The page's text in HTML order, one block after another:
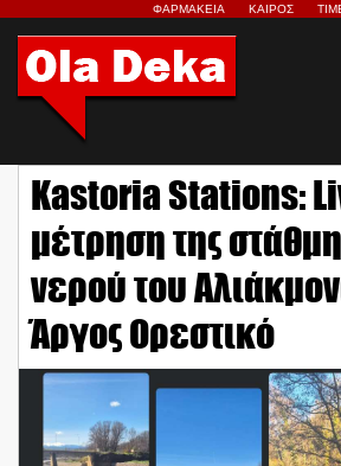
ΦΑΡΜΑΚΕΙΑ ΚΑΙΡΟΣ
Kastoria Stations:
μέτρηση της
νερού του
Άργος Ορεστικό